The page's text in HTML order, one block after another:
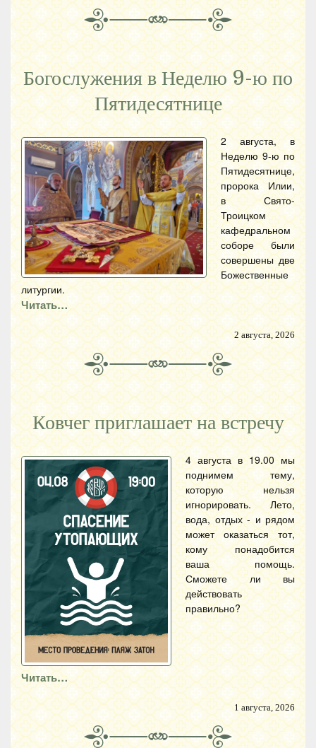
Богослужения в Неделю 9-ю по
Пятидесятнице
2 августа, в
Неделю 9-ю по
Пятидесятнице,
пророка Илии,
в Свято-
Троицком
кафедральном
соборе были
совершены две
Божественные
литургии.
Читать…
2 августа, 2026
Ковчег приглашает на встречу
4 августа в 19.00 мы
поднимем тему,
которую нельзя
игнорировать. Лето,
вода, отдых - и рядом
может оказаться тот,
кому понадобится
ваша помощь.
Сможете ли вы
действовать
правильно?
Читать…
1 августа, 2026